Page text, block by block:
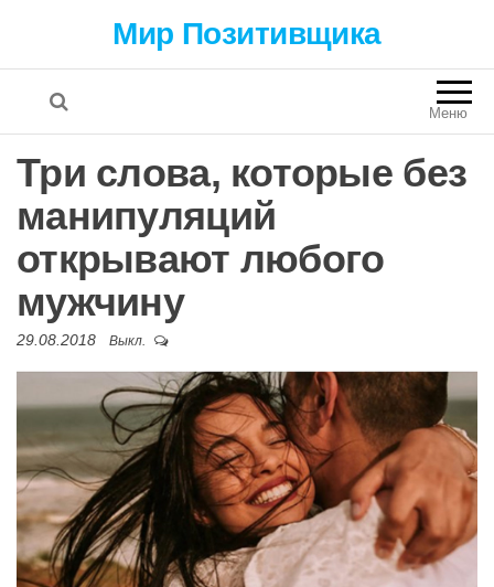
Мир Позитивщика
Меню
Три слова, которые без
манипуляций
открывают любого
мужчину
29.08.2018 Выкл.